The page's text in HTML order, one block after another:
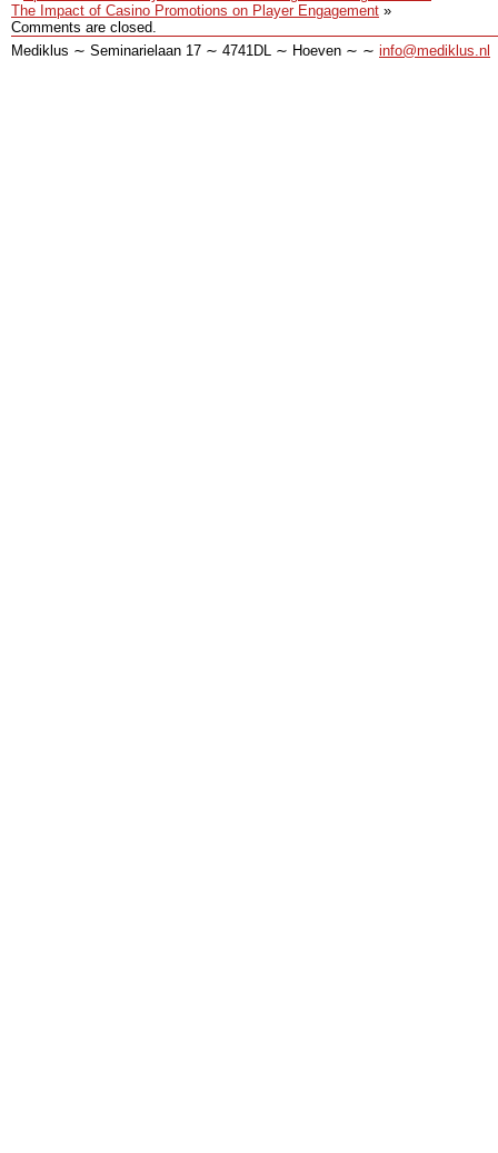
The Impact of Casino Promotions on Player Engagement »
Comments are closed.
Mediklus ∼ Seminarielaan 17 ∼ 4741DL ∼ Hoeven ∼ ∼ info@mediklus.nl